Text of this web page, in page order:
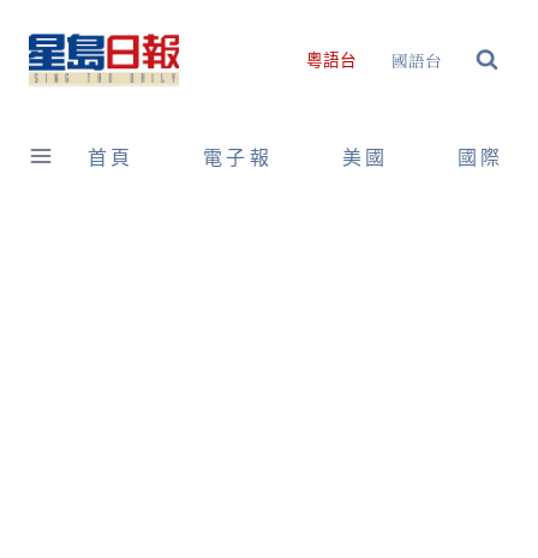
content
粵語台 國語台
首頁 電子報 美國 國際